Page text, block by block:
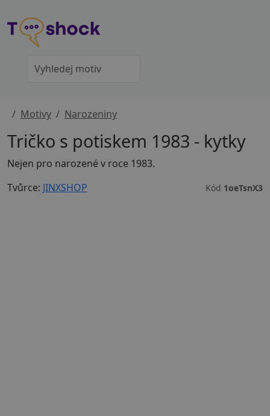
Motivy Narozeniny
Tričko s potiskem 1983 - kytky
Nejen pro narozené v roce 1983.
Tvůrce: JINXSHOP Kód 1oeTsnX3